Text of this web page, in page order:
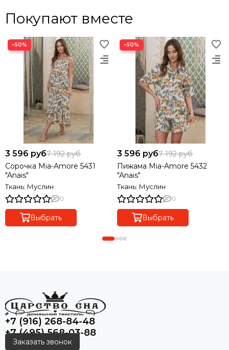
Покупают вместе
−50%
3 596 руб7 192 руб
Сорочка Mia-Amore 5431
"Anais"
Ткань: Муслин
0
Выбрать
−50%
3 596 руб7 192 руб
Пижама Mia-Amore 5432
"Anais"
Ткань: Муслин
0
Выбрать
+7 (916) 268-84-48
+7 (495) 568-03-88
Заказать звонок